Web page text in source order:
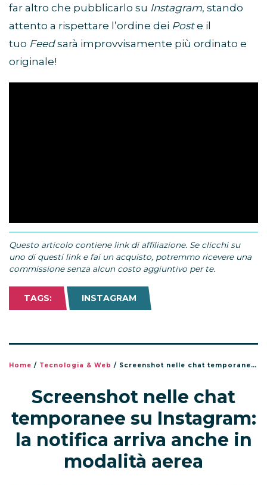
far altro che pubblicarlo su Instagram, stando
attento a rispettare l’ordine dei Poste il
tuo Feedsarà improvvisamente più ordinato e
originale!
Questo articolo contiene link di affiliazione. Se clicchi su
uno di questi link e fai un acquisto, potremmo ricevere una
commissione senza alcun costo aggiuntivo per te.
TAGS: INSTAGRAM
Home / Tecnologia & Web / Screenshot nelle chat temporanee su Instagram: la notifica arriva anche in modalità aerea
Screenshot nelle chat
temporanee su Instagram:
la notifica arriva anche in
modalità aerea